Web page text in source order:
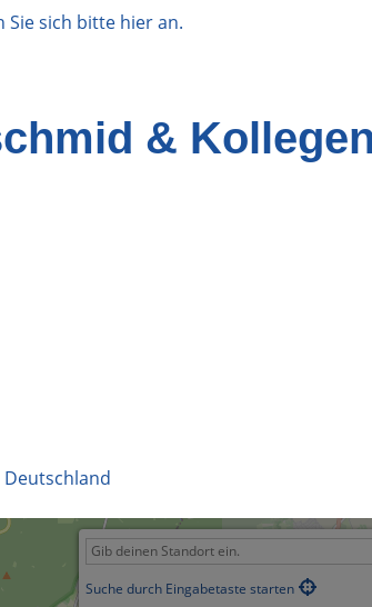
Sie sich bitte hieran.
&
Deutschland
Suche durch Eingabetaste starten